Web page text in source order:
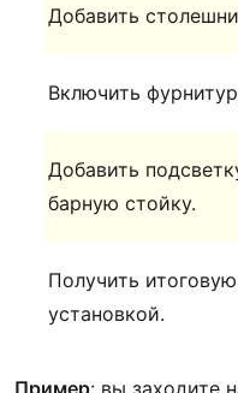
Добавить
Включить
Добавить
барную стойку.
Получить
установкой.
Пример: вы заходите